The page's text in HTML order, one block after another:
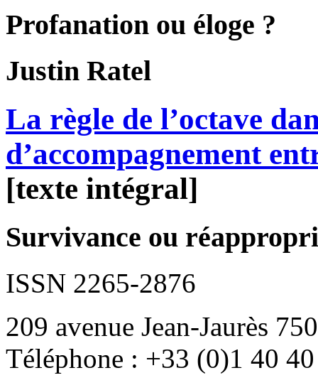
Profanation ou éloge ?
Justin Ratel
La règle de l’octave
d’accompagnement
[texte intégral]
Survivance ou
ISSN 2265-2876
209 avenue Jean-Jaurès
Téléphone : +33 (0)1 40